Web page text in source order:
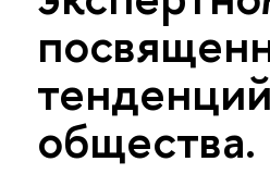
общества.